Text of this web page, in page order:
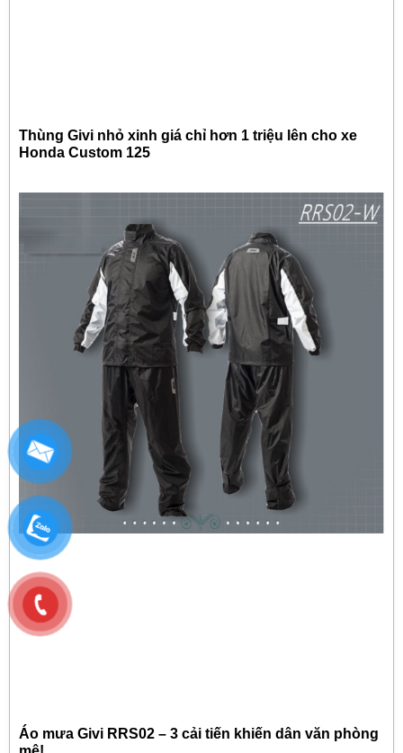
Thùng Givi nhỏ xinh giá chỉ hơn 1 triệu lên cho xe
Honda Custom 125
Áo mưa Givi RRS02 – 3 cải tiến khiến dân văn phòng